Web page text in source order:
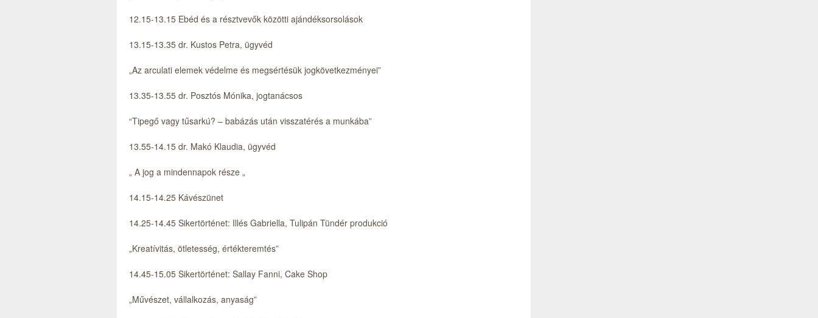
12.15-13.15 Ebéd és a résztvevők közötti ajándéksorsolások
13.15-13.35 dr. Kustos Petra, ügyvéd
„Az arculati elemek védelme és megsértésük jogkövetkezményei”
13.35-13.55 dr. Posztós Mónika, jogtanácsos
“Tipegő vagy tűsarkú? – babázás után visszatérés a munkába”
13.55-14.15 dr. Makó Klaudia, ügyvéd
„ A jog a mindennapok része „
14.15-14.25 Kávészünet
14.25-14.45 Sikertörténet: Illés Gabriella, Tulipán Tündér produkció
„Kreatívitás, ötletesség, értékteremtés”
14.45-15.05 Sikertörténet: Sallay Fanni, Cake Shop
„Művészet, vállalkozás, anyaság”